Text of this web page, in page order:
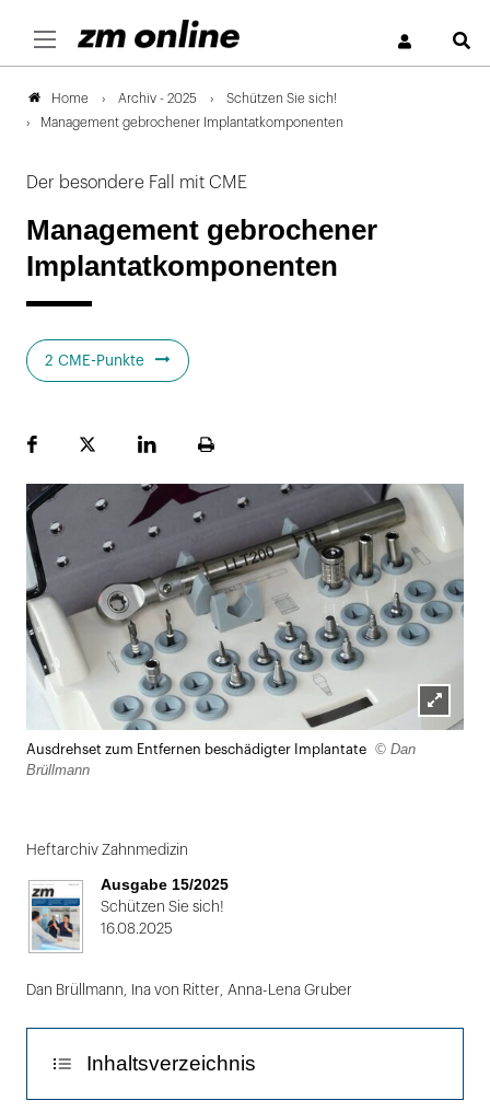
Home Archiv - 2025
Schützen Sie sich!
Management gebrochener Implantatkomponenten
Der besondere Fall mit CME
Management gebrochener
Implantatkomponenten
2 CME-Punkte
FacebookPlattformLinekdInSeite
Lightbox
Ausdrehset zum Entfernen beschädigter Implantate
© Dan
Brüllmann
Heftarchiv Zahnmedizin
Ausgabe 15/2025
Schützen Sie sich!
16.08.2025
Dan Brüllmann Ina von Ritter Anna-Lena Gruber
Inhaltsverzeichnis